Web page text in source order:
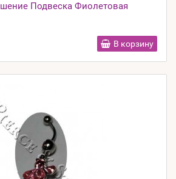
Подвеска Фиолетовая
В корзину